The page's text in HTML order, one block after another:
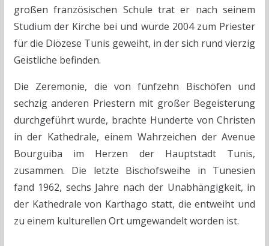
großen französischen Schule trat er nach seinem
Studium der Kirche bei und wurde 2004 zum Priester
für die Diözese Tunis geweiht, in der sich rund vierzig
Geistliche befinden.
Die Zeremonie, die von fünfzehn Bischöfen und
sechzig anderen Priestern mit großer Begeisterung
durchgeführt wurde, brachte Hunderte von Christen
in der Kathedrale, einem Wahrzeichen der Avenue
Bourguiba im Herzen der Hauptstadt Tunis,
zusammen. Die letzte Bischofsweihe in Tunesien
fand 1962, sechs Jahre nach der Unabhängigkeit, in
der Kathedrale von Karthago statt, die entweiht und
zu einem kulturellen Ort umgewandelt worden ist.